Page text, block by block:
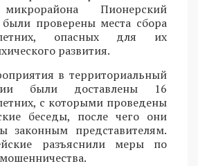
Пионерский
проверены места сбора
опасных для их
развития.
в территориальный
были доставлены 16
с которыми проведены
беседы, после чего они
законным представителям.
разъяснили меры по